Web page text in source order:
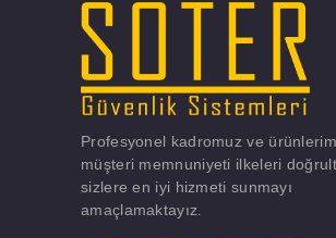
Profesyonel kadromuz ve
müşteri memnuniyeti ilkeleri
sizlere en iyi hizmeti sunmayı
amaçlamaktayız.